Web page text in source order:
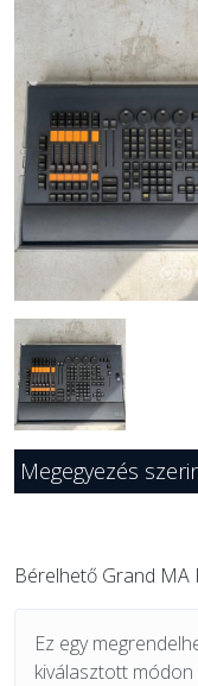
SZOLGÁLTATÁSOK
ÚJ TERMÉKEK
Megegyezés
Bérelhető Grand MA
Ez egy
kiválasztott